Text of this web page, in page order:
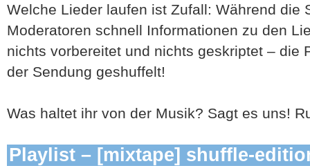
Welche Lieder laufen ist Zufall: Während die
Moderatoren schnell Informationen zu den
nichts vorbereitet und nichts geskriptet – die
der Sendung geshuffelt!
Was haltet ihr von der Musik? Sagt es uns!
Playlist – [mixtape] shuffle-